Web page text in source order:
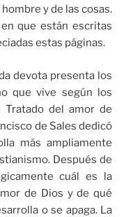
y de las cosas.
que están escritas
estas páginas.
devota presenta los
que vive según los
Tratado del amor de
de Sales dedicó
más ampliamente
Después de
cuál es la
de Dios y de qué
o se apaga. La